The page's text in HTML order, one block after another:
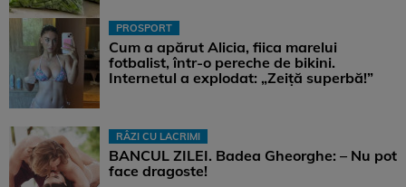
PROSPORT
Cum a apărut Alicia, fiica marelui
fotbalist, într-o pereche de bikini.
Internetul a explodat: „Zeiță superbă!”
RÂZI CU LACRIMI
BANCUL ZILEI. Badea Gheorghe: – Nu pot
face dragoste!